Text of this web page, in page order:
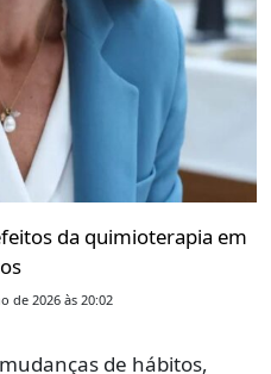
da quimioterapia em
de 2026 às 20:02
de hábitos,